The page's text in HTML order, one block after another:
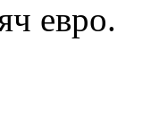
евро.